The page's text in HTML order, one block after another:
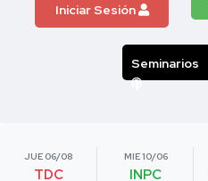
Iniciar Sesión
Seminarios
JUE 06/08
TDC
MIE 10/06
INPC